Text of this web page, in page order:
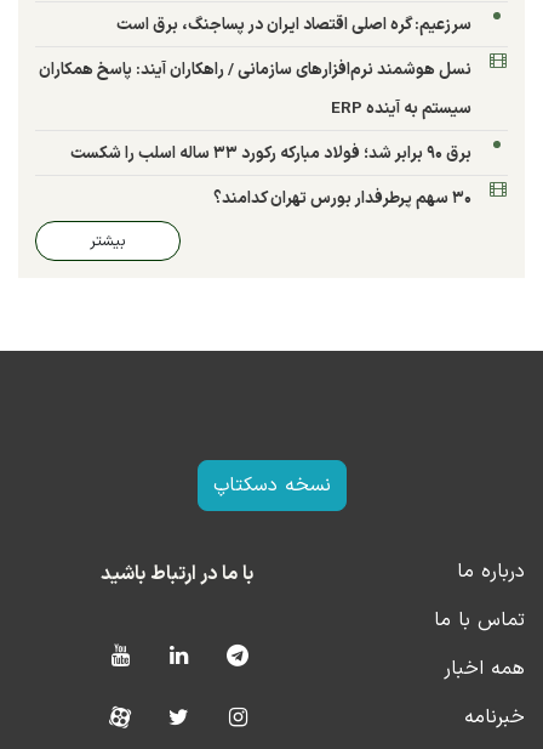
سرزعیم: گره اصلی اقتصاد ایران در پساجنگ، برق است
نسل هوشمند نرم‌افزارهای سازمانی / راهکاران آیند: پاسخ همکاران
سیستم به آینده ERP
برق ۹۰ برابر شد؛ فولاد مبارکه رکورد ۳۳ ساله اسلب را شکست
۳۰ سهم پرطرفدار بورس تهران کدامند؟
بیشتر
نسخه دسکتاپ
درباره ما
تماس با ما
همه اخبار
خبرنامه
با ما در ارتباط باشید